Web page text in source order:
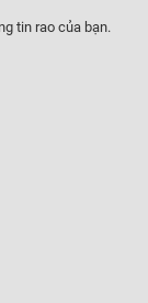
tin rao của bạn.